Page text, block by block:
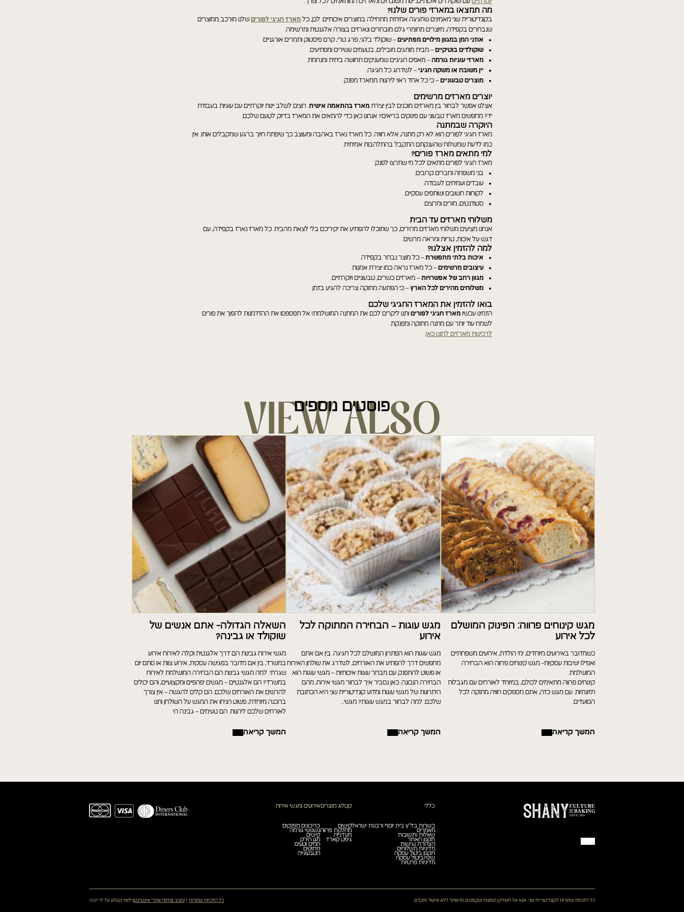
מה תמצאו במארזי פורים שלנו?
בקונדיטוריית שני מאמינים שחגיגה אמיתית מתחילה במוצרים איכותיים. לכן, כל מארז חגיגי לפוריםשלנו מורכב ממוצרים
שנבחרים בקפידה, מיוצרים מחומרי גלם מובחרים ונארזים בצורה אלגנטית ומרשימה.
אוזני המן במגוון מילויים מפתיעים– שוקולד בלגי, פרג טרי, קרם פיסטוק ותמרים אורגניים.
שוקולדים בוטיקיים– מבית מותגים מובילים, בטעמים עשירים ומפתיעים.
מארזי עוגיות גורמה– מאפים חגיגיים שמעניקים תחושה ביתית ומנחמת.
יין משובח או משקה חגיגי– לשדרוג כל חגיגה.
מוצרים טבעוניים– כי כל אחד ראוי ליהנות ממארז מפנק.
יוצרים מארזים מרשימים
אצלנו אפשר לבחור בין מארזים מוכנים לבין יצירת מארז בהתאמה אישית. רוצים לשלב יינות יוקרתיים עם עוגיות בעבודת
יד? מחפשים מארז טבעוני עם פינוקים בריאים? אנחנו כאן כדי להתאים את המארז בדיוק לטעם שלכם.
היוקרה שבמתנה
מארז חגיגי לפורים הוא לא רק מתנה, אלא חוויה. כל מארז נארז באהבה ומעוצב כך שיפתח חיוך ברגע שמקבלים אותו. אין
כמו לדעת שמשלוח שהענקתם התקבל בהתלהבות אמיתית.
למי מתאים מארז פורים?
מארז חגיגי לפורים מתאים לכל מי שתרצו לפנק:
בני משפחה וחברים קרובים.
עובדים ועמיתים לעבודה.
לקוחות חשובים ושותפים עסקיים.
סטודנטים, מורים ומרצים.
משלוחי מארזים עד הבית
אנחנו מציעים משלוחי מארזים מהירים, כך שתוכלו להפתיע את יקיריכם בלי לצאת מהבית. כל מארז נארז בקפידה, עם
דגש על איכות, טריות ומראה מרשים.
למה להזמין אצלנו?
איכות בלתי מתפשרת– כל מוצר נבחר בקפידה.
עיצובים מרשימים– כל מארז נראה כמו יצירת אמנות.
מגוון רחב של אפשרויות– מארזים כשרים, טבעוניים ויוקרתיים.
משלוחים מהירים לכל הארץ– כי הפתעה מתוקה צריכה להגיע בזמן.
בואו להזמין את המארז החגיגי שלכם
הזמינו עכשיו מארז חגיגי לפוריםותנו ליקרים לכם את המתנה המושלמת! אל תפספסו את ההזדמנות להפוך את פורים
לשמח עוד יותר עם מתנה מתוקה ומפנקת.
לרכישת מארזים לחצו כאן
VIEW ALSO
פוסטים נוספים
מגש קינוחים פרווה: הפינוק המושלם
לכל אירוע
כשמדובר באירועים מיוחדים, ימי הולדת, אירועים משפחתיים
ואפילו ישיבות עסקיות- מגש קינוחים פרווה הוא הבחירה
המושלמת.
קינוחים פרווה מתאימים לכולם, במיוחד לאורחים עם מגבלות
תזונתיות. עם מגש כזה, אתם מספקים חוויה מתוקה לכל
הסועדים.
המשך קריאה
מגש עוגות – הבחירה המתוקה לכל
אירוע
מגש עוגות הוא הפתרון המושלם לכל חגיגה. בין אם אתם
מחפשים דרך להפתיע את האורחים, לשדרג את שולחן האירוח
או פשוט להתפנק עם מבחר עוגות איכותיות – מגשי עוגות הוא
הבחירה הנכונה. כאן נסביר איך לבחור מגשי אירוח, מהם
היתרונות של מגשי עוגות ומדוע קונדיטוריית שני היא הכתובת
שלכם. למה לבחור במגש עוגות? מגשי...
המשך קריאה
השאלה הגדולה- אתם אנשים של
שוקולד או גבינה?
מגשי אירוח גבינות הם דרך אלגנטית וקלה לאירוח אירוע
במשרד, בין אם מדובר בפגישה עסקית, אירוע צוות או סתם יום
שגרתי. למה מגשי גבינות הם הבחירה המושלמת לאירוח
במשרד? הם אלגנטיים – מגשים יפהפיים ומקצועיים, והם יכולים
להרשים את האורחים שלכם. הם קלים להגשה – אין צורך
בהכנה מיוחדת, פשוט הניחו את המגש על השולחן ותנו
לאורחים שלכם ליהנות. הם טעימים – גבינה הי
המשך קריאה
תנו למומחים שלנו לעזור לכם
Contact Us
יש לך שאלה, הערה או בקשה מיוחדת? נשמח לעזור! פשוט מלא/י את
הטופס ונחזור אליך בהקדם.
שלחו הודעה
כללי
כשרות בד”ץ בית יוסף ורבנות ישראל
מאמרים
שאלות ותשובות
תקנון האתר
הצהרת נגישות
מדיניות משלוחים
תקנון ביטול עסקה
שינוי/ביטול עסקה
מדיניות פרטיות
קטלוג מוצרים
קישים
מחלקת פרווה
מעדנייה
גיפט קארד
אירועים ומגשי אירוח
כריכונים מפנקים
נשנושי גורמה
קישים
מגן הירק
חמים וטעים
מתוקים
הטבעונייה
כל הזכויות שמורות לקונדיטוריית שני. אנא אל תעתיקו תמונות וטקסטים מהאתר ללא אישור מוקדם. כל הזכויות שמורות עיצוב ופיתוח אתרי אינטרנטצילומי קטלוג על ידי OGP